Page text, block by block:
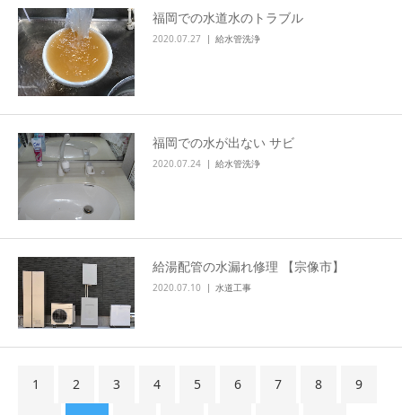
福岡での水道水のトラブル
2020.07.27 給水管洗浄
福岡での水が出ない サビ
2020.07.24 給水管洗浄
給湯配管の水漏れ修理 【宗像市】
2020.07.10 水道工事
1 2 3 4 5 6 7 8 9